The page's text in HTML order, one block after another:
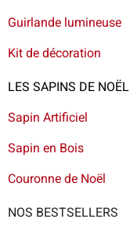
Guirlande lumineuse
Kit de décoration
LES SAPINS DE NOËL
Sapin Artificiel
Sapin en Bois
Couronne de Noël
NOS BESTSELLERS